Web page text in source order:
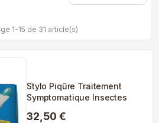
1-15 de 31 article(s)
Stylo Piqûre Traitement
Symptomatique Insectes
32,50 €